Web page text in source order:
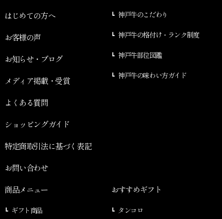
はじめての方へ
お客様の声
お知らせ・ブログ
メディア掲載・受賞
よくある質問
ショッピングガイド
特定商取引法に基づく表記
お問い合わせ
神戸牛のこだわり
神戸牛の格付け・ランク制度
神戸牛部位図鑑
神戸牛の味わい方ガイド
商品メニュー
ギフト商品
おすすめギフト
タンコロ